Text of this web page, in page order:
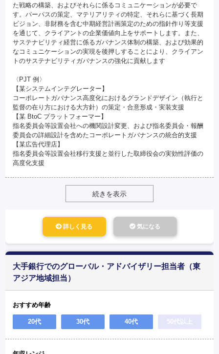
た戦略の構築、およびそれらに係るコミュニケーションが必要で
す。パーパスの策定、マテリアリティの特定、それらに基づく長期
ビジョン、非財務を含む中期経営計画策定のための指針作り等支援
を通じて、クライアントの企業価値向上をサポートします。また、
サステナビリティ経営に係るガバナンス体制の構築、および効果的
なコミュニケーションの実現を後押しすることにより、クライアン
トのサステナビリティガバナンスの強化に貢献します
〈PJT 例〉
【某システムインテグレーター】
コーポレートガバナンス高度化におけるグランドデザイン（執行と
監督の在り方における大方針）の策定・合意形成・実装支援
【某 BtoC プラットフォーマー】
指名委員会等設置会社への機関設計変更、および指名委員会・報酬
委員会の詳細設計を含めたコーポレートガバナンスの統合的支援
【某広告代理店】
指名委員会等設置会社移行支援と並行した取締役会の実効性評価の
高度化支援
続きを表示
詳しく見る 気になる
大手銀行でのグローバル・アドバイザリー担当者（東
アジア地域担当）
おすすめ年齢
20代 30代 40代 50代以上